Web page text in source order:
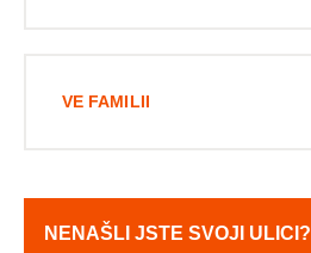
VE FAMILII
NENAŠLI JSTE SVOJI ULICI?